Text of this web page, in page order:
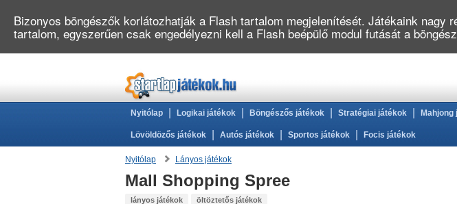
Nyitólap Logikai játékok Böngészős játékok Stratégiai játékok Mahjong
Lövöldözős játékok Autós játékok Sportos játékok Focis játékok
Nyitólap Lányos játékok
Mall Shopping Spree
lányos játékok öltöztetős játékok
Bizonyos böngészők korlátozhatják a Flash tartalom megjelenítését. Játékaink
tartalom, egyszerűen csak engedélyezni kell a Flash beépülő modul futását a